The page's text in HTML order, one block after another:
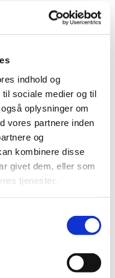
indhold og
sociale medier og til
oplysninger om
vores partnere inden
og
kombinere disse
givet dem, eller som
tjenester.
otte bidrag fra
for
af tilskudsstatus
på nævnets
fremtidige